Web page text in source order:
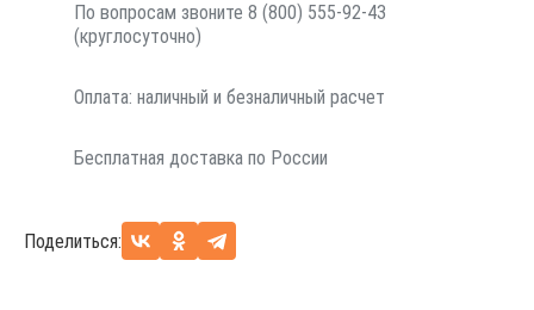
По вопросам звоните 8 (800) 555-92-43
(круглосуточно)
Оплата: наличный и безналичный расчет
Бесплатная доставка по России
Поделиться: